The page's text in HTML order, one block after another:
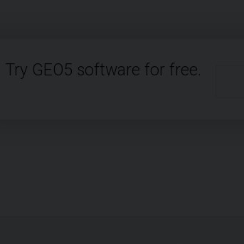
Try GEO5 software for free.